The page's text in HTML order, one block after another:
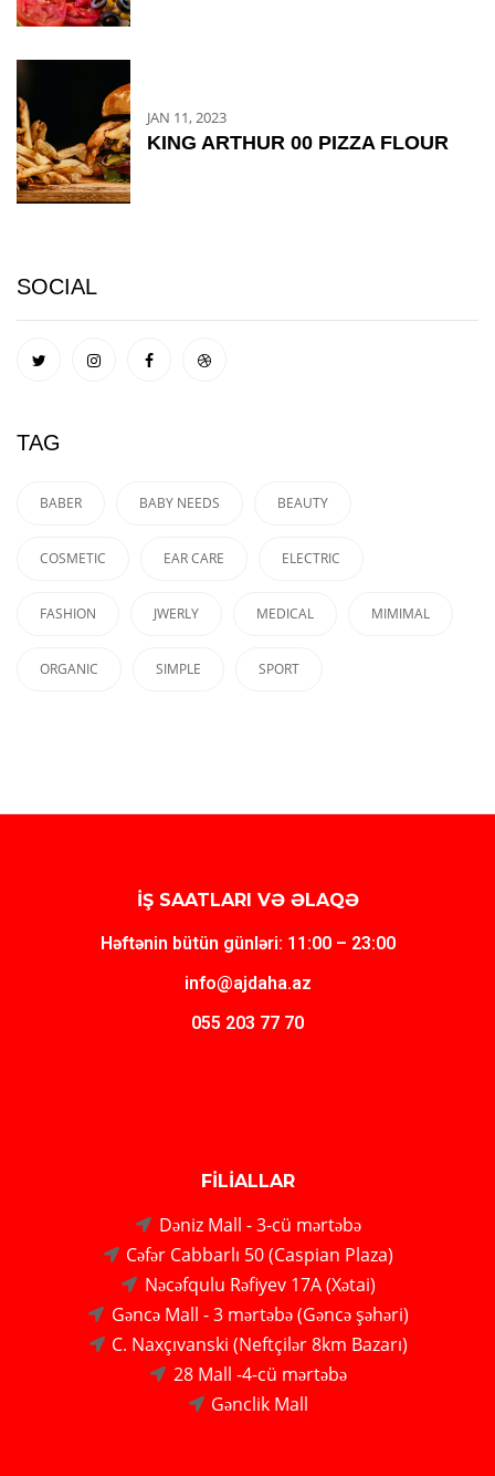
JAN 11, 2023
KING ARTHUR 00 PIZZA FLOUR
SOCIAL
TAG
BABER BABY NEEDS BEAUTY
COSMETIC EAR CARE ELECTRIC
FASHION JWERLY MEDICAL MIMIMAL
ORGANIC SIMPLE SPORT
İŞ SAATLARI VƏ ƏLAQƏ
Həftənin bütün günləri: 11:00 – 23:00
info@ajdaha.az
055 203 77 70
FİLİALLAR
Dəniz Mall - 3-cü mərtəbə
Cəfər Cabbarlı 50 (Caspian Plaza)
Nəcəfqulu Rəfiyev 17A (Xətai)
Gəncə Mall - 3 mərtəbə (Gəncə şəhəri)
C. Naxçıvanski (Neftçilər 8km Bazarı)
28 Mall -4-cü mərtəbə
Gənclik Mall